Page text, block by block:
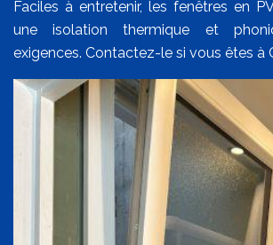
Faciles à entretenir, les fenêtres en
une isolation thermique et
exigences. Contactez-le si vous êtes à